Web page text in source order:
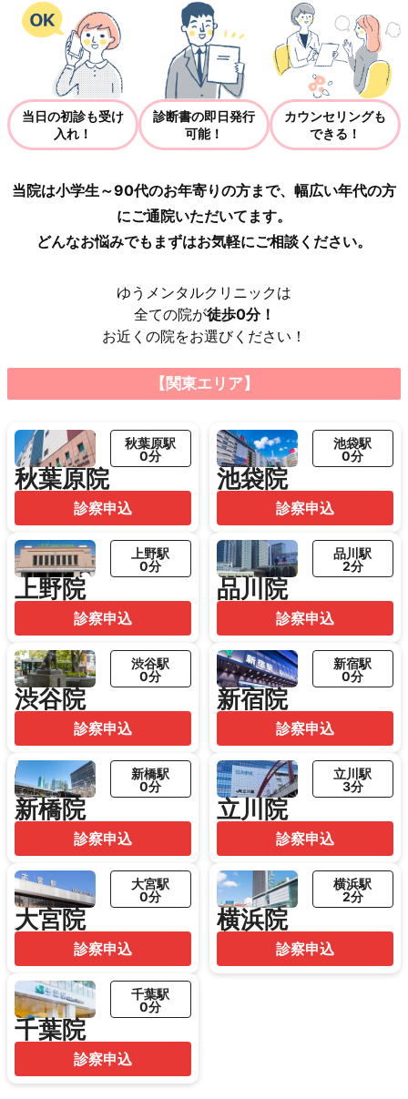
当日の初診も受け
入れ！
診断書の即日発行
可能！
カウンセリングも
できる！
当院は小学生～90代のお年寄りの方まで、幅広い年代の方
にご通院いただいてます。
どんなお悩みでもまずはお気軽にご相談ください。
ゆうメンタルクリニックは
全ての院が徒歩0分！
お近くの院をお選びください！
【関東エリア】
秋葉原院
秋葉原駅
0分
診察申込
池袋院
池袋駅
0分
診察申込
上野院
上野駅
0分
診察申込
品川院
品川駅
2分
診察申込
渋谷院
渋谷駅
0分
診察申込
新宿院
新宿駅
0分
診察申込
新橋院
新橋駅
0分
診察申込
立川院
立川駅
3分
診察申込
大宮院
大宮駅
0分
診察申込
横浜院
横浜駅
2分
診察申込
千葉院
千葉駅
0分
診察申込